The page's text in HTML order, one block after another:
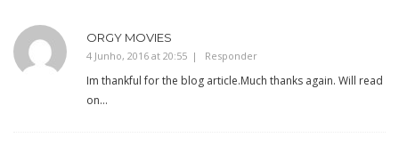
ORGY MOVIES
4 Junho, 2016 at 20:55 Responder
Im thankful for the blog article.Much thanks again. Will read
on…